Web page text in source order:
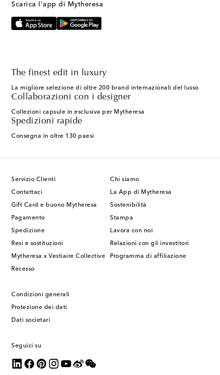
Scarica l'app di Mytheresa
The finest edit in luxury
La migliore selezione di oltre 200 brand internazionali del lusso
Collaborazioni con i designer
Collezioni capsule in esclusiva per Mytheresa
Spedizioni rapide
Consegna in oltre 130 paesi
Servizio Clienti
Contattaci
Gift Card e buono Mytheresa
Pagamento
Spedizione
Resi e sostituzioni
Mytheresa x Vestiaire Collective
Recesso
Chi siamo
La App di Mytheresa
Sostenibilità
Stampa
Lavora con noi
Relazioni con gli investitori
Programma di affiliazione
Condizioni generali
Protezione dei dati
Dati societari
Seguici su